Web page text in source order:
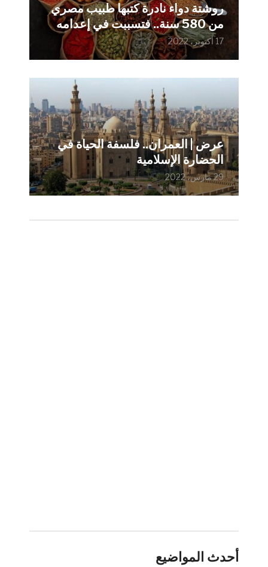
روشتة دواء نادرة كتبها طبيب مصري
من 580 سنة.. فتسببت في إعدامه
17 أكتوبر، 2022
عرض | العمران.. فلسفة الحياة في
الحضارة الإسلامية
29 مارس، 2022
أحدث المواضيع